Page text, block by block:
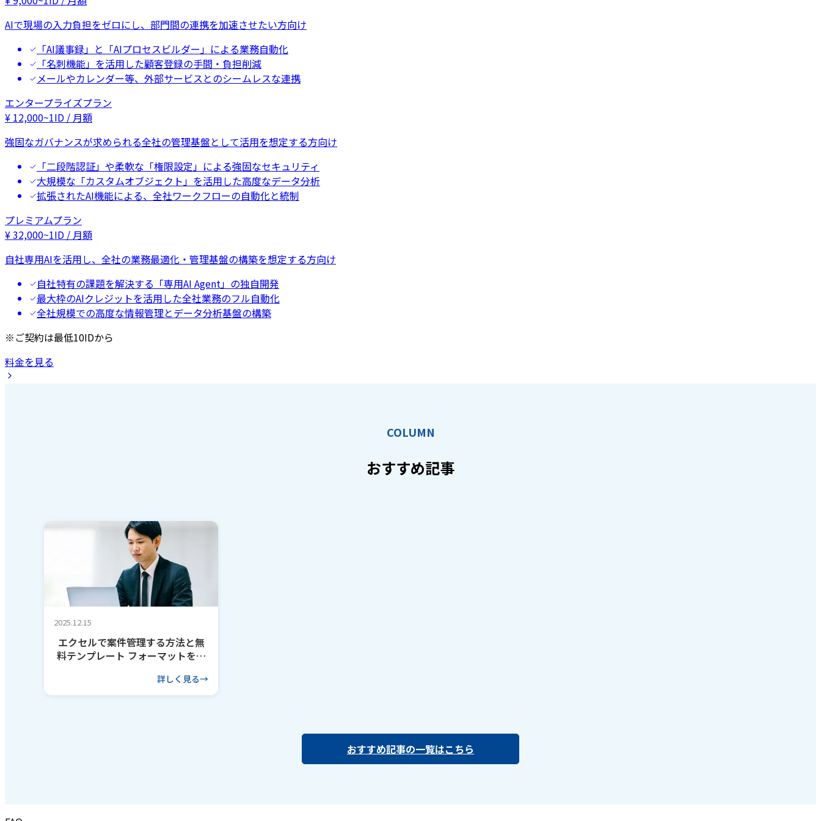
AIで現場の入力負担をゼロにし、部門間の連携を加速させたい方向け
「AI議事録」と「AIプロセスビルダー」による業務自動化
「名刺機能」を活用した顧客登録の手間・負担削減
メールやカレンダー等、外部サービスとのシームレスな連携
エンタープライズプラン
¥ 12,000~1ID / 月額
強固なガバナンスが求められる全社の管理基盤として活用を想定する方向け
「二段階認証」や柔軟な「権限設定」による強固なセキュリティ
大規模な「カスタムオブジェクト」を活用した高度なデータ分析
拡張されたAI機能による、全社ワークフローの自動化と統制
プレミアムプラン
¥32,000~1ID / 月額
自社専用AIを活用し、全社の業務最適化・管理基盤の構築を想定する方向け
自社特有の課題を解決する「専用AI Agent」の独自開発
最大枠のAIクレジットを活用した全社業務のフル自動化
全社規模での高度な情報管理とデータ分析基盤の構築
※ご契約は最低10IDから
料金を見る
COLUMN
おすすめ記事
2025.12.15
エクセルで案件管理する方法と無
料テンプレート フォーマットを作
詳しく見る
おすすめ記事の一覧はこちら